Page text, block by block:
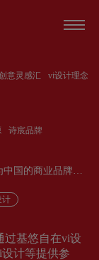
意灵感汇
vi设计理念
诗宸品牌
国的商业品牌发
计
过基悠自在vi设
计等提供参